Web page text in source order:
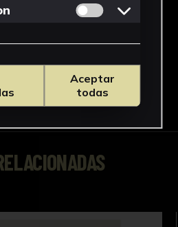
Permitir cookies
Aceptar
todas